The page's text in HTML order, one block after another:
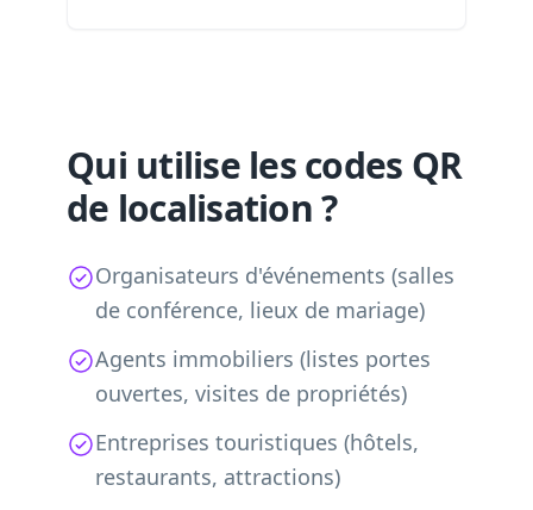
Qui utilise les codes QR
de localisation ?
Organisateurs d'événements (salles
de conférence, lieux de mariage)
Agents immobiliers (listes portes
ouvertes, visites de propriétés)
Entreprises touristiques (hôtels,
restaurants, attractions)